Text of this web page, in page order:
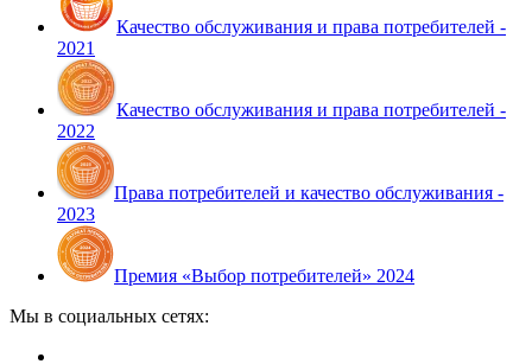
Качество обслуживания и права потребителей -
2021
Качество обслуживания и права потребителей -
2022
Права потребителей и качество обслуживания -
2023
Премия «Выбор потребителей» 2024
Мы в социальных сетях: